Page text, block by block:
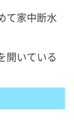
て家中断水
開いている